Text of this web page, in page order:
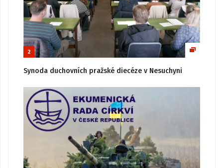
2
Synoda duchovních pražské diecéze v Nesuchyni